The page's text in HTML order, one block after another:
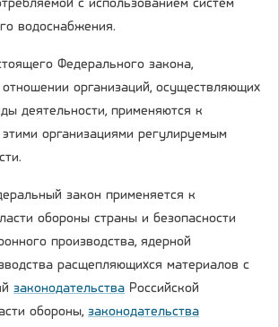
с использованием систем
водоснабжения.
Федерального закона,
организаций, осуществляющих
деятельности, применяются к
организациями регулируемым
закон применяется к
обороны страны и безопасности
производства, ядерной
расщепляющихся материалов с
законодательства Российской
обороны, законодательства